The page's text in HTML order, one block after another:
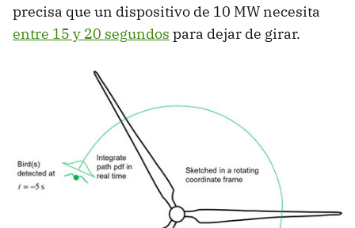
precisa que un dispositivo de 10 MW necesita
entre 15 y 20 segundos para dejar de girar.